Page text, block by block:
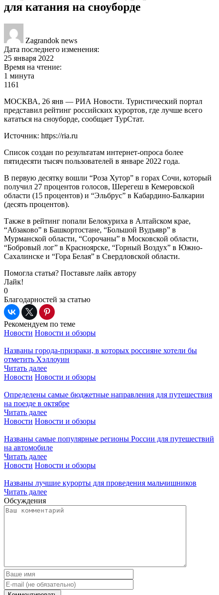
для катания на сноуборде
Zagrandok news
Дата последнего изменения:
25 января 2022
Время на чтение:
1 минута
1161
МОСКВА, 26 янв — РИА Новости. Туристический портал
представил рейтинг российских курортов, где лучше всего
кататься на сноуборде, сообщает ТурСтат.
Источник: https://ria.ru
Список создан по результатам интернет-опроса более
пятидесяти тысяч пользователей в январе 2022 года.
В первую десятку вошли “Роза Хутор” в горах Сочи, который
получил 27 процентов голосов, Шерегеш в Кемеровской
области (15 процентов) и “Эльбрус” в Кабардино-Балкарии
(десять процентов).
Также в рейтинг попали Белокуриха в Алтайском крае,
“Абзаково” в Башкортостане, “Большой Вудъявр” в
Мурманской области, “Сорочаны” в Московской области,
“Бобровый лог” в Красноярске, “Горный Воздух” в Южно-
Сахалинске и “Гора Белая” в Свердловской области.
Помогла статья? Поставьте лайк автору
Лайк!
0
Благодарностей за статью
Рекомендуем по теме
Новости Новости и обзоры
Названы города-призраки, в которых россияне хотели бы
отметить Хэллоуин
Читать далее
Новости Новости и обзоры
Определены самые бюджетные направления для путешествия
на поезде в октябре
Читать далее
Новости Новости и обзоры
Названы самые популярные регионы России для путешествий
на автомобиле
Читать далее
Новости Новости и обзоры
Названы лучшие курорты для проведения мальчишников
Читать далее
Обсуждения